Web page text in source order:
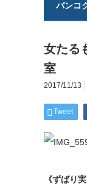
バンコ
女たる
室
2017/11/13
Tweet
《ずばり